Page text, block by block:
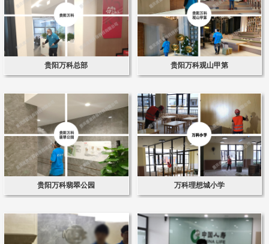
贵阳万科总部 贵阳万科观山甲第
贵阳万科翡翠公园 万科理想城小学